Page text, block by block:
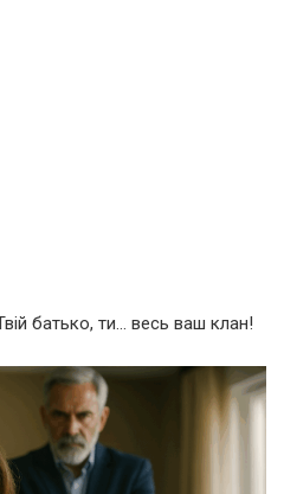
батько, ти… весь ваш клан!